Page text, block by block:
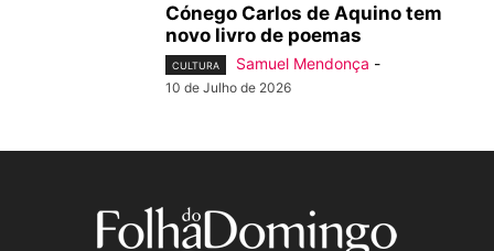
Cónego Carlos de Aquino tem
novo livro de poemas
CULTURA Samuel Mendonça -
10 de Julho de 2026